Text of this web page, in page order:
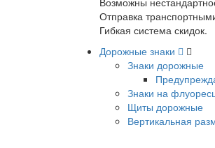
Отправка
Гибкая система скидок.
Дорожные знаки
Знаки дорожные
Знаки на
Щиты дорожные
Вертикальная